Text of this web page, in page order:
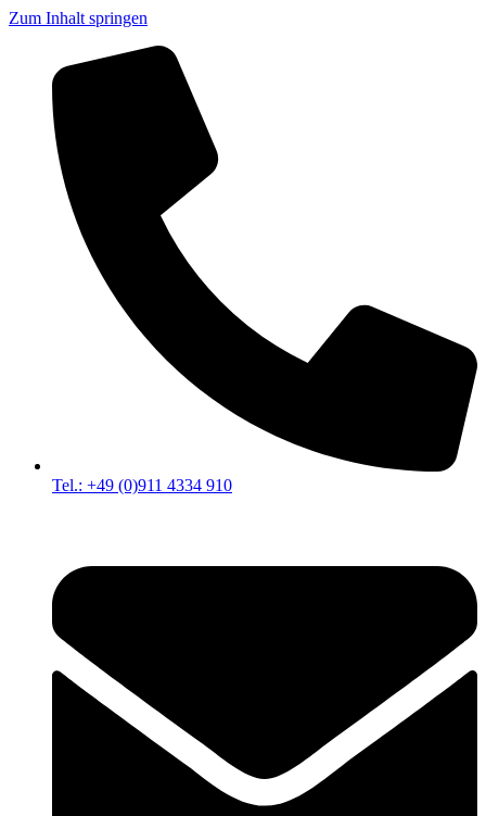
Zum Inhalt springen
Tel.: +49 (0)911 4334 910